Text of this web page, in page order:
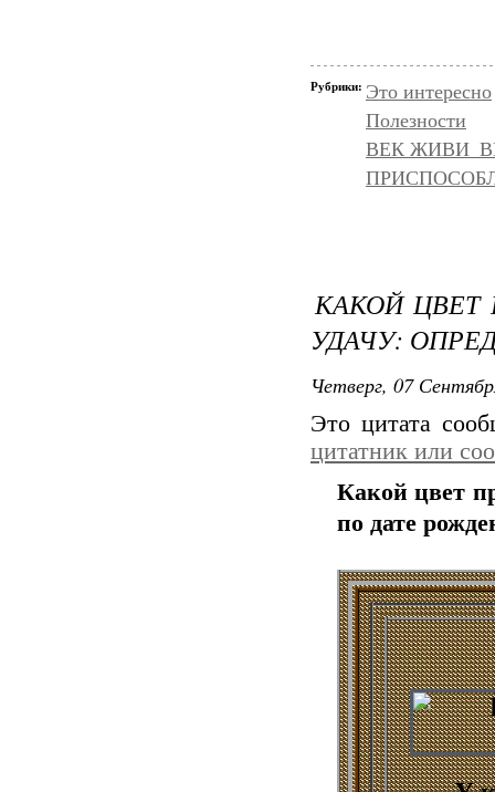
Рубрики: Это интересно
Полезности
ВЕК
КАКОЙ ЦВЕТ
УДАЧУ:
Четверг, 07
Это цитата
цитатник или
Какой цвет
по дате